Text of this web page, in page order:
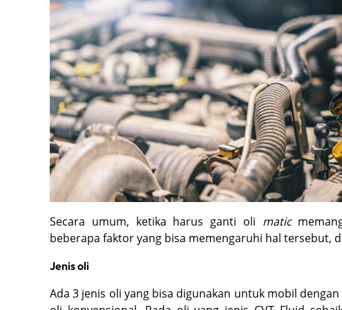
Secara umum, ketika harus ganti oli matic
beberapa faktor yang bisa memengaruhi hal tersebut,
Jenis oli
Ada 3 jenis oli yang bisa digunakan untuk mobil